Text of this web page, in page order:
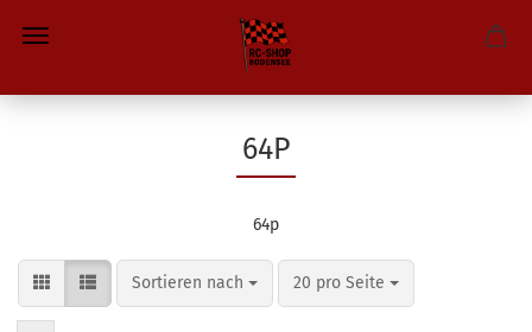
64P
64p
Sortieren nach
Sortieren nach 20 pro Seite
pro Seite